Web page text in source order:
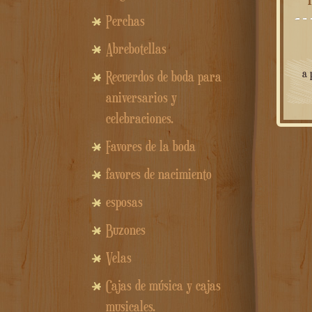
a
Perchas
Abrebotellas
Recuerdos de boda para
aniversarios y
celebraciones.
Favores de la boda
favores de nacimiento
esposas
Buzones
Velas
Cajas de música y cajas
musicales.